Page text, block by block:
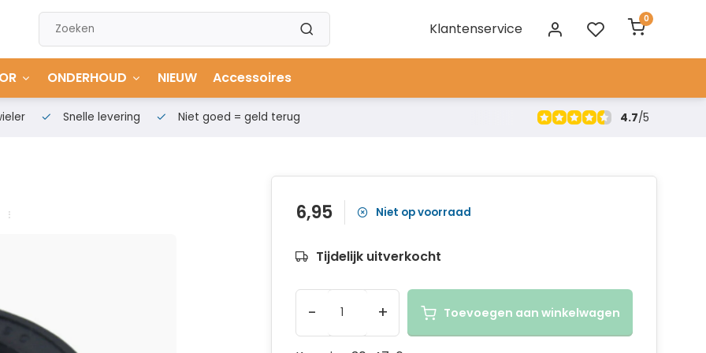
Klantenservice
0
ONDERHOUD NIEUW Accessoires
Snelle levering Niet goed = geld terug 4.7/5
6,95 Niet op voorraad
Tijdelijk uitverkocht
- + Toevoegen aan winkelwagen